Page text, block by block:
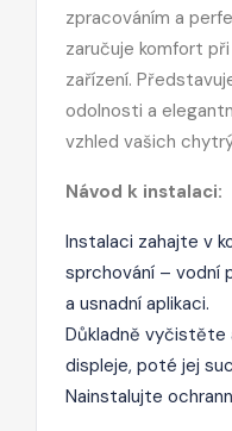
zpracováním a
zaručuje komfort
zařízení.
odolnosti a
vzhled vašich
Návod k instalaci:
Instalaci zahajte v
sprchování – vodní
a usnadní aplikaci.
Důkladně
displeje, poté jej
Nainstalujte